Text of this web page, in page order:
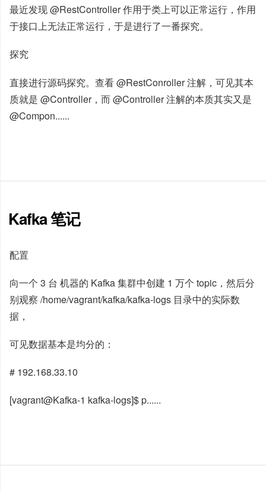
最近发现 @RestController 作用于类上可以正常运行，作用
于接口上无法正常运行，于是进行了一番探究。
探究
直接进行源码探究。查看 @RestConroller 注解，可见其本
质就是 @Controller，而 @Controller 注解的本质其实又是
@Compon......
Kafka 笔记
配置
向一个 3 台 机器的 Kafka 集群中创建 1 万个 topic，然后分
别观察 /home/vagrant/kafka/kafka-logs 目录中的实际数
据，
可见数据基本是均分的：
# 192.168.33.10
[vagrant@Kafka-1 kafka-logs]$ p......